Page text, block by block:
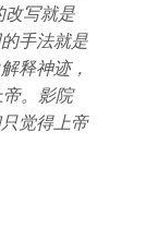
改写就是
手法就是
释神迹，
。影院
觉得上帝